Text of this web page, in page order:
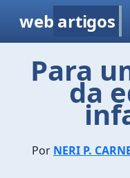
web artigos
Para
da
Por NERI P.